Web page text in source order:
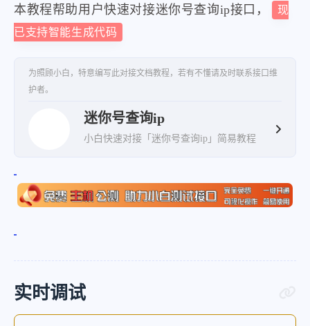
本教程帮助用户快速对接迷你号查询ip接口，
现
已支持智能生成代码
为照顾小白，特意编写此对接文档教程，若有不懂请及时联系接口维
护者。
迷你号查询ip
小白快速对接「迷你号查询ip」简易教程
实时调试